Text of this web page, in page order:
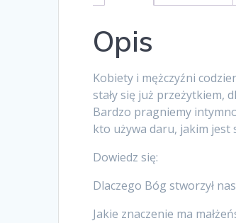
Opis
Kobiety i mężczyźni
stały się już przeżytkiem,
Bardzo pragniemy
kto używa daru, jakim jest
Dowiedz się:
Dlaczego Bóg stworzył
Jakie znaczenie ma